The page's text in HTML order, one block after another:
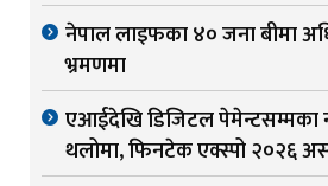
नेपाल लाइफका ४० जना बीमा
भ्रमणमा
एआईदेखि डिजिटल पेमेन्टसम्मका
थलोमा, फिनटेक एक्स्पो २०२६